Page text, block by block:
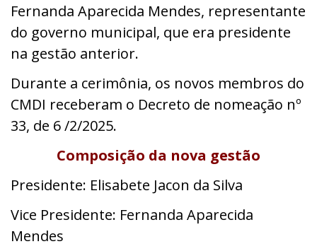
Fernanda Aparecida Mendes, representante
do governo municipal, que era presidente
na gestão anterior.
Durante a cerimônia, os novos membros do
CMDI receberam o Decreto de nomeação nº
33, de 6 /2/2025.
Composição da nova gestão
Presidente: Elisabete Jacon da Silva
Vice Presidente: Fernanda Aparecida
Mendes